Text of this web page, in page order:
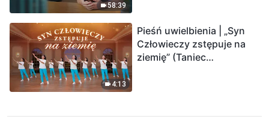
58:39
4:13
Pieśń uwielbienia | „Syn
Człowieczy zstępuje na
ziemię” (Taniec